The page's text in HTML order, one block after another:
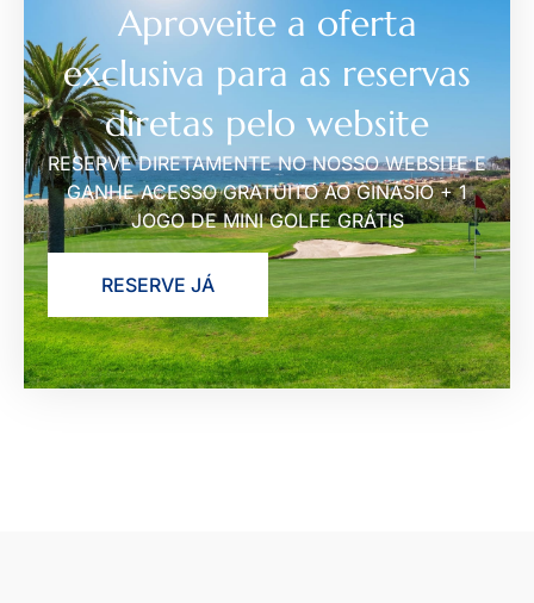
Aproveite a oferta
exclusiva para as reservas
diretas pelo website
RESERVE DIRETAMENTE NO NOSSO WEBSITE E
GANHE ACESSO GRATUITO AO GINÁSIO + 1
JOGO DE MINI GOLFE GRÁTIS
RESERVE JÁ